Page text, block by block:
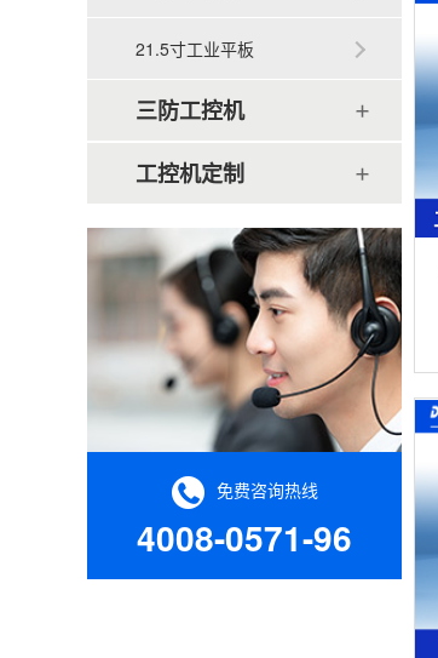
21.5寸工业平板
三防工控机
工控机定制
免费咨询热线
4008-0571-96